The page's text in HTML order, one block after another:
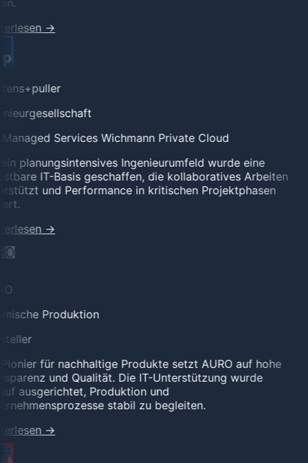
→
ServicesWichmann Private Cloud
planungsintensives Ingenieurumfeld wurde eine
IT-Basis geschaffen, die kollaboratives Arbeiten
und Performance in kritischen Projektphasen
→
Produktion
für nachhaltige Produkte setzt AURO auf hohe
und Qualität. Die IT-Unterstützung wurde
ausgerichtet, Produktion und
stabil zu begleiten.
→